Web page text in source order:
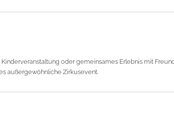
oder gemeinsames Erlebnis mit
außergewöhnliche Zirkusevent.